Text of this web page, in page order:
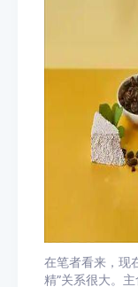
在笔者看来，现
精”关系很大。